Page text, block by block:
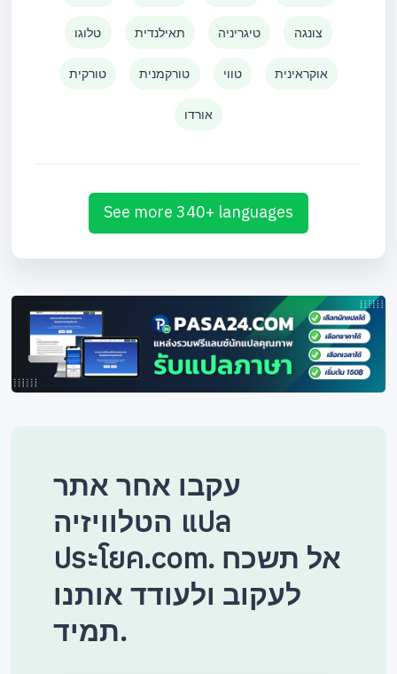
טלוגו תאילנדית טיגריניה צונגה
טורקית טורקמנית טווי אוקראינית
אורדו
See more 340+ languages
עקבו אחר אתר
הטלוויזיה แปล
ประโยค.com. אל תשכח
לעקוב ולעודד אותנו
תמיד.